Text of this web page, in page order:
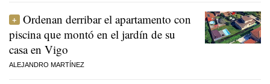
Ordenan derribar el apartamento con
piscina que montó en el jardín de su
casa en Vigo
ALEJANDRO MARTÍNEZ